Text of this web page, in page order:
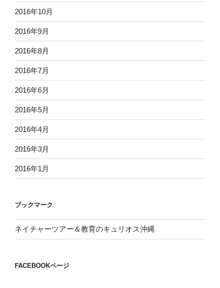
2016年10月
2016年9月
2016年8月
2016年7月
2016年6月
2016年5月
2016年4月
2016年3月
2016年1月
ブックマーク
ネイチャーツアー＆教育のキュリオス沖縄
FACEBOOKページ